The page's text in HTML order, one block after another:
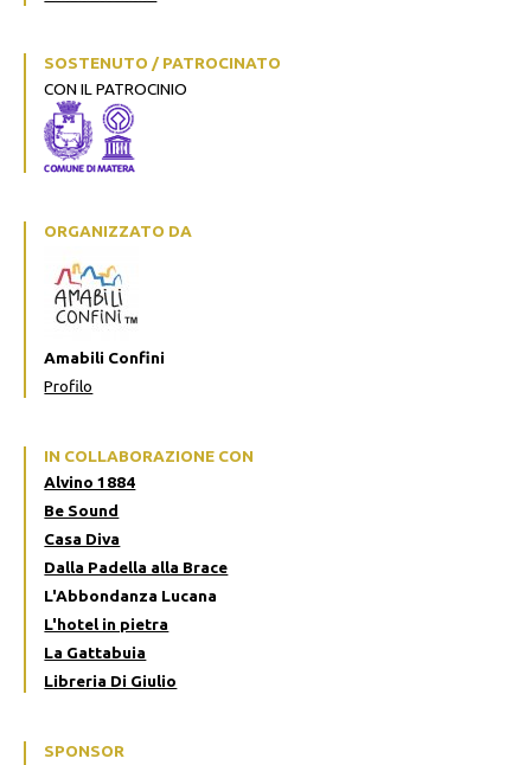
SOSTENUTO / PATROCINATO
CON IL PATROCINIO
ORGANIZZATO DA
Amabili Confini
Profilo
IN COLLABORAZIONE CON
Alvino 1884
Be Sound
Casa Diva
Dalla Padella alla Brace
L'Abbondanza Lucana
L'hotel in pietra
La Gattabuia
Libreria Di Giulio
SPONSOR